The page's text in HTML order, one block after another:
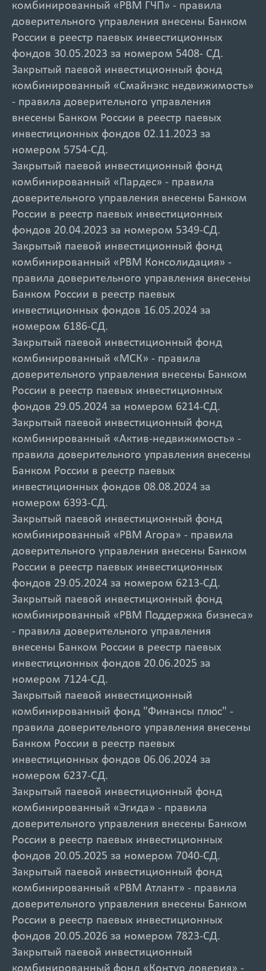
комбинированный «РВМ ГЧП» - правила
доверительного управления внесены Банком
России в реестр паевых инвестиционных
фондов 30.05.2023 за номером 5408- СД.
Закрытый паевой инвестиционный фонд
комбинированный «Смайнэкс недвижимость»
- правила доверительного управления
внесены Банком России в реестр паевых
инвестиционных фондов 02.11.2023 за
номером 5754-СД.
Закрытый паевой инвестиционный фонд
комбинированный «Пардес» - правила
доверительного управления внесены Банком
России в реестр паевых инвестиционных
фондов 20.04.2023 за номером 5349-СД.
Закрытый паевой инвестиционный фонд
комбинированный «РВМ Консолидация» -
правила доверительного управления внесены
Банком России в реестр паевых
инвестиционных фондов 16.05.2024 за
номером 6186-СД.
Закрытый паевой инвестиционный фонд
комбинированный «МСК» - правила
доверительного управления внесены Банком
России в реестр паевых инвестиционных
фондов 29.05.2024 за номером 6214-СД.
Закрытый паевой инвестиционный фонд
комбинированный «Актив-недвижимость» -
правила доверительного управления внесены
Банком России в реестр паевых
инвестиционных фондов 08.08.2024 за
номером 6393-СД.
Закрытый паевой инвестиционный фонд
комбинированный «РВМ Агора» - правила
доверительного управления внесены Банком
России в реестр паевых инвестиционных
фондов 29.05.2024 за номером 6213-СД.
Закрытый паевой инвестиционный фонд
комбинированный «РВМ Поддержка бизнеса»
- правила доверительного управления
внесены Банком России в реестр паевых
инвестиционных фондов 20.06.2025 за
номером 7124-СД.
Закрытый паевой инвестиционный
комбинированный фонд "Финансы плюс" -
правила доверительного управления внесены
Банком России в реестр паевых
инвестиционных фондов 06.06.2024 за
номером 6237-СД.
Закрытый паевой инвестиционный фонд
комбинированный «Эгида» - правила
доверительного управления внесены Банком
России в реестр паевых инвестиционных
фондов 20.05.2025 за номером 7040-СД.
Закрытый паевой инвестиционный фонд
комбинированный «РВМ Атлант» - правила
доверительного управления внесены Банком
России в реестр паевых инвестиционных
фондов 20.05.2026 за номером 7823-СД.
Закрытый паевой инвестиционный